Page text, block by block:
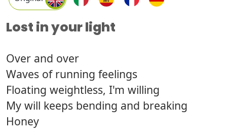
Lost in your light
Over and over
Waves of running feelings
Floating weightless, I'm willing
My will keeps bending and breaking
Honey